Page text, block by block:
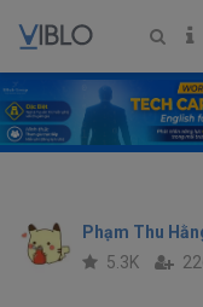
Phạm Thu
5.3K